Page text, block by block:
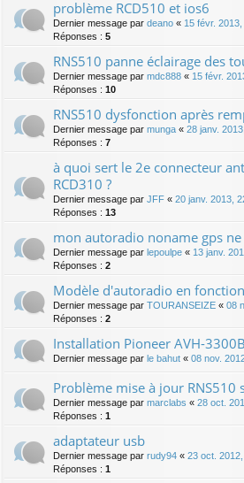
problème RCD510 et ios6
Dernier message par deano « 15 févr.
Réponses : 5
RNS510 panne éclairage des
Dernier message par mdc888 « 15 févr.
Réponses : 10
RNS510 dysfonction après
Dernier message par munga « 28 janv.
Réponses : 7
à quoi sert le 2e connecteur
RCD310 ?
Dernier message par JFF « 20 janv. 2013,
Réponses : 13
mon autoradio noname gps ne
Dernier message par lepoulpe « 13 janv.
Réponses : 2
Modèle d'autoradio en
Dernier message par TOURANSEIZE « 08
Réponses : 2
Installation Pioneer AVH-
Dernier message par le bahut « 08 nov.
Problème mise à jour RNS510
Dernier message par marclabs « 28 oct.
Réponses : 1
adaptateur usb
Dernier message par rudy94 « 23 oct. 2012,
Réponses : 1